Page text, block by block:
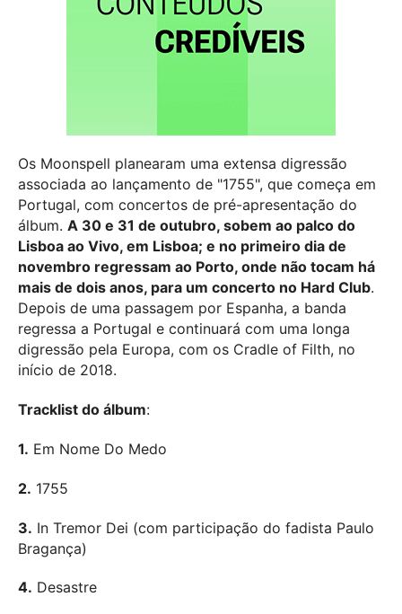
Os Moonspell planearam uma extensa digressão
associada ao lançamento de "1755", que começa em
Portugal, com concertos de pré-apresentação do
álbum. A 30 e 31 de outubro, sobem ao palco do
Lisboa ao Vivo, em Lisboa; e no primeiro dia de
novembro regressam ao Porto, onde não tocam há
mais de dois anos, para um concerto no Hard Club.
Depois de uma passagem por Espanha, a banda
regressa a Portugal e continuará com uma longa
digressão pela Europa, com os Cradle of Filth, no
início de 2018.
Tracklist do álbum:
1. Em Nome Do Medo
2. 1755
3. In Tremor Dei (com participação do fadista Paulo
Bragança)
4. Desastre